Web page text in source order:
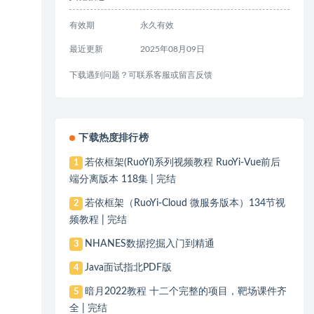
有效期 永久有效
最近更新 2025年08月09日
下载遇到问题？可联系客服或留言反馈
下载热度排行榜
1
若依框架(RuoYi)系列视频教程 RuoYi-Vue前后
端分离版本 118集 | 完结
2
若依框架（RuoYi-Cloud 微服务版本）134节视
频教程 | 完结
3 NHANES数据挖掘入门到精通
4 Java面试指北PDF版
5
暗月2022教程 十二个完整的项目，靶场课件齐
全 | 完结